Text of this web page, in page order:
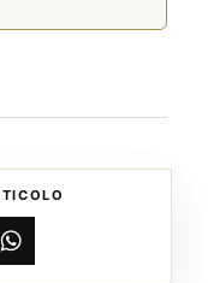
WhatsApp